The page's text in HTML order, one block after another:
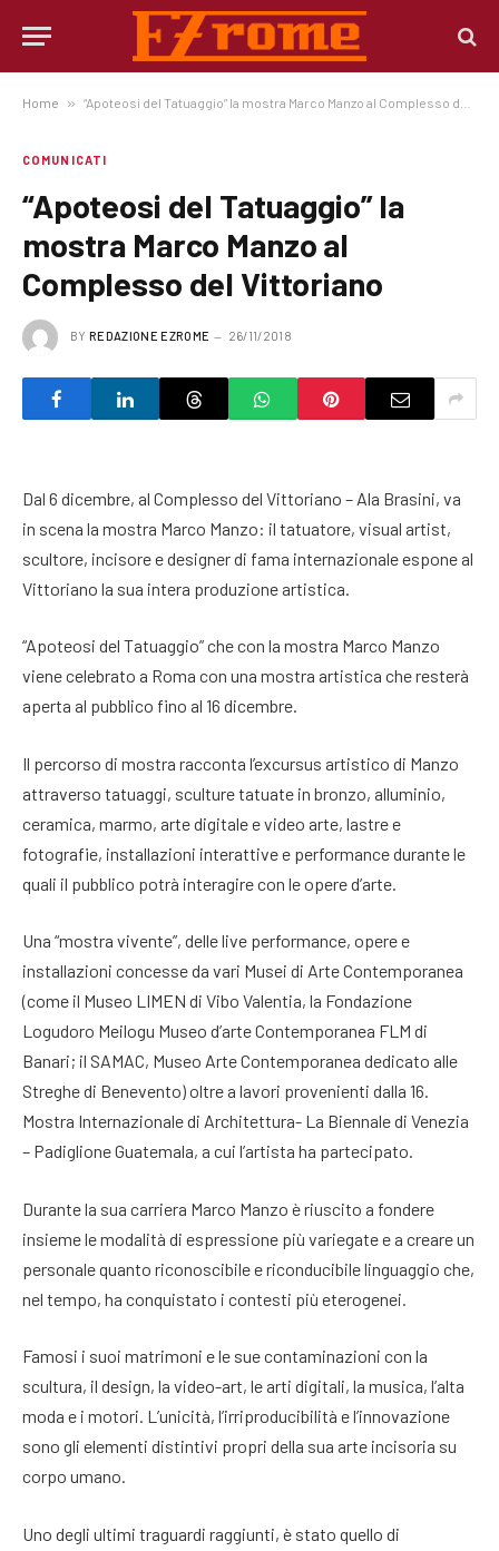
Home » “Apoteosi del Tatuaggio” la mostra Marco Manzo al Complesso del Vittoriano
COMUNICATI
“Apoteosi del Tatuaggio” la
mostra Marco Manzo al
Complesso del Vittoriano
BY REDAZIONE EZROME 26/11/2018
Dal 6 dicembre, al Complesso del Vittoriano – Ala Brasini, va
in scena la mostra Marco Manzo: il tatuatore, visual artist,
scultore, incisore e designer di fama internazionale espone al
Vittoriano la sua intera produzione artistica.
“Apoteosi del Tatuaggio” che con la mostra Marco Manzo
viene celebrato a Roma con una mostra artistica che resterà
aperta al pubblico fino al 16 dicembre.
Il percorso di mostra racconta l’excursus artistico di Manzo
attraverso tatuaggi, sculture tatuate in bronzo, alluminio,
ceramica, marmo, arte digitale e video arte, lastre e
fotografie, installazioni interattive e performance durante le
quali il pubblico potrà interagire con le opere d’arte.
Una “mostra vivente”, delle live performance, opere e
installazioni concesse da vari Musei di Arte Contemporanea
(come il Museo LIMEN di Vibo Valentia, la Fondazione
Logudoro Meilogu Museo d’arte Contemporanea FLM di
Banari; il SAMAC, Museo Arte Contemporanea dedicato alle
Streghe di Benevento) oltre a lavori provenienti dalla 16.
Mostra Internazionale di Architettura- La Biennale di Venezia
– Padiglione Guatemala, a cui l’artista ha partecipato.
Durante la sua carriera Marco Manzo è riuscito a fondere
insieme le modalità di espressione più variegate e a creare un
personale quanto riconoscibile e riconducibile linguaggio che,
nel tempo, ha conquistato i contesti più eterogenei.
Famosi i suoi matrimoni e le sue contaminazioni con la
scultura, il design, la video-art, le arti digitali, la musica, l’alta
moda e i motori. L’unicità, l’irriproducibilità e l’innovazione
sono gli elementi distintivi propri della sua arte incisoria su
corpo umano.
Uno degli ultimi traguardi raggiunti, è stato quello di